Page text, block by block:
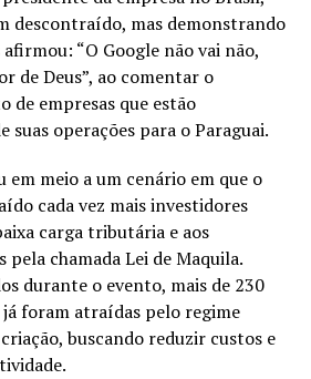
descontraído, mas demonstrando
“O Google não vai não,
de Deus”, ao comentar o
de empresas que estão
operações para o Paraguai.
em meio a um cenário em que o
cada vez mais investidores
carga tributária e aos
chamada Lei de Maquila.
durante o evento, mais de 230
foram atraídas pelo regime
buscando reduzir custos e